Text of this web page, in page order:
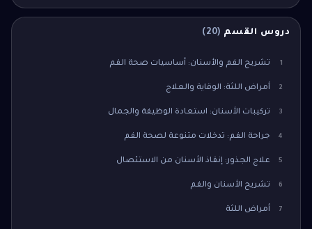
دروس القسم (
20
)
1 تشريح الفم والأسنان: أساسيات صحة الفم
2 أمراض اللثة: الوقاية والعلاج
3 تركيبات الأسنان: استعادة الوظيفة والجمال
4 جراحة الفم: تدخلات متنوعة لصحة الفم
5 علاج الجذور: إنقاذ الأسنان من الاستئصال
6 تشريح الأسنان والفم
7 أمراض اللثة